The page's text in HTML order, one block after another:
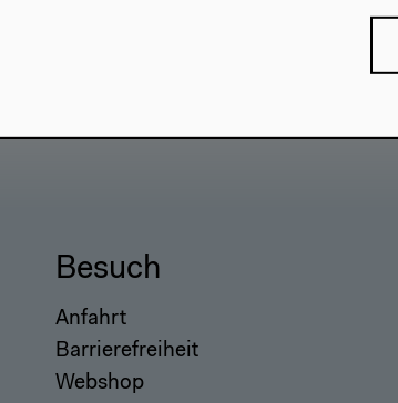
Besuch
Anfahrt
Barrierefreiheit
Webshop